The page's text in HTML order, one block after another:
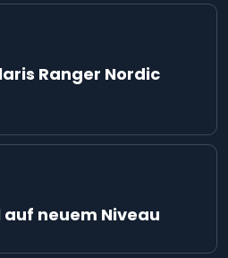
Ranger Nordic
neuem Niveau